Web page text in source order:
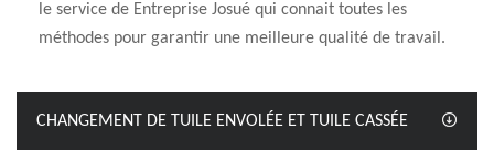
le service de Entreprise Josué qui connait toutes les
méthodes pour garantir une meilleure qualité de travail.
CHANGEMENT DE TUILE ENVOLÉE ET TUILE CASSÉE